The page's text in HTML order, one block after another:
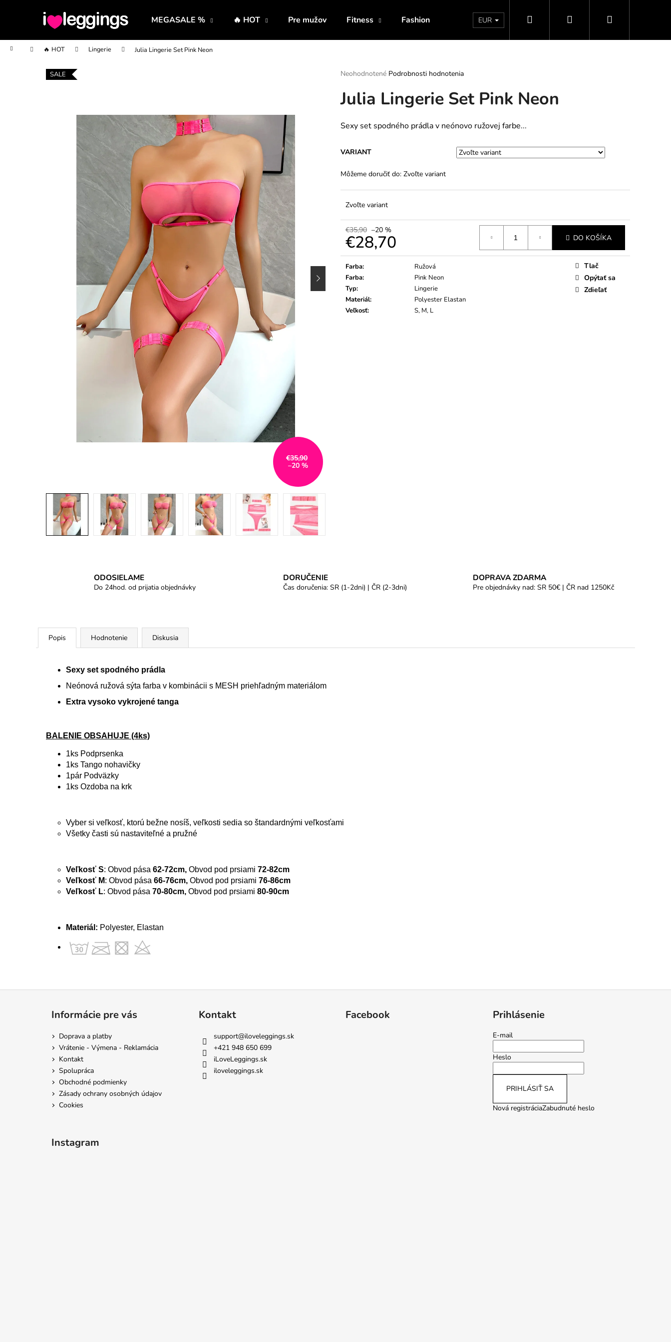
MEGASALE % 🔥 HOT Pre mužov Fitness Fashion Doprava a platby Vrátenie - Výmena - Reklamácia
EUR Hľadať PrihlásenieNákupný
Domov 🔥 HOT Lingerie Julia Lingerie Set Pink Neon
Priemerné
produktu
je
z
5
Neohodnotené Podrobnosti hodnotenia
Julia Lingerie Set Pink Neon
Sexy set spodného prádla v neónovo ružovej farbe...
VARIANT
Môžeme doručiť do: Zvoľte variant
Zvoľte variant
€35,90 –20 %
€28,70
Jednotková
cena:
DO KOŠÍKA
Farba:
Ružová
Farba:
Pink Neon
Typ:
Lingerie
Materiál:
Polyester Elastan
Veľkosť: S, M, L
Tlač
Opýtať sa
Zdieľať
SALE
€35,90
–20 %
ODOSIELAME
Do 24hod. od prijatia objednávky
DORUČENIE
Čas doručenia: SR (1-2dni) | ČR (2-3dni)
DOPRAVA ZDARMA
Pre objednávky nad: SR 50€ | ČR nad 1250Kč
Popis Hodnotenie Diskusia
Sexy set spodného prádla
Neónová ružová sýta farba v kombinácii s MESH priehľadným materiálom
Extra vysoko vykrojené tanga
BALENIE OBSAHUJE (4ks)
1ks Podprsenka
1ks Tango nohavičky
1pár Podväzky
1ks Ozdoba na krk
Vyber si veľkosť, ktorú bežne nosíš, veľkosti sedia so štandardnými veľkosťami
Všetky časti sú nastaviteľné a pružné
Veľkosť S: Obvod pása 62-72cm, Obvod pod prsiami 72-82cm
Veľkosť M: Obvod pása 66-76cm, Obvod pod prsiami 76-86cm
Veľkosť L: Obvod pása 70-80cm, Obvod pod prsiami 80-90cm
Materiál: Polyester, Elastan
í
Späť
do
obchodu
Späť
do
obchodu
HĽADAŤ
Odporúčame
Informácie pre vás
Doprava a platby
Vrátenie - Výmena - Reklamácia
Kontakt
Spolupráca
Obchodné podmienky
Zásady ochrany osobných údajov
Cookies
Kontakt
support@iloveleggings.sk
+421 948 650 699
iLoveLeggings.sk
iloveleggings.sk
Facebook Prihlásenie
E-mail
Heslo
PRIHLÁSIŤ SA
Nová registráciaZabudnuté heslo
Instagram